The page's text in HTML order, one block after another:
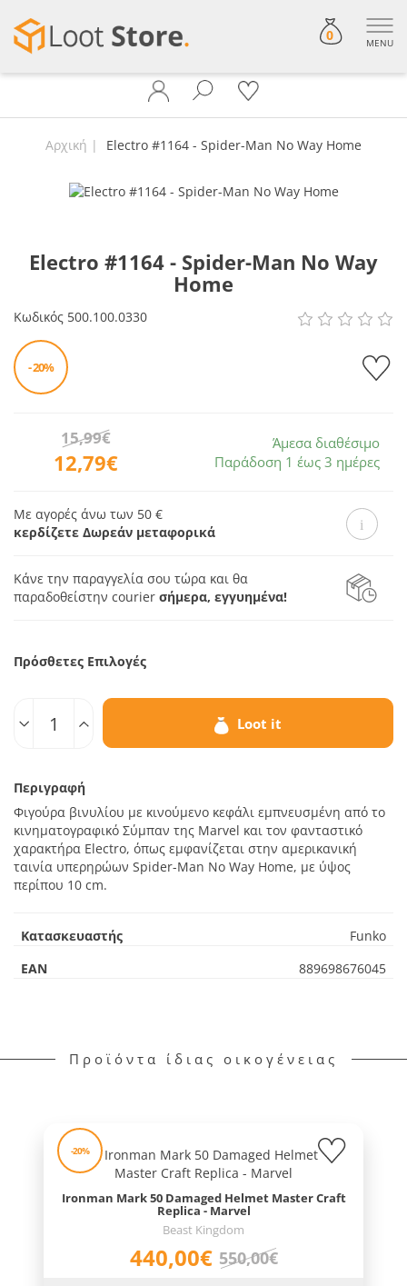
0 MENU
Αρχική Electro #1164 - Spider-Man No Way Home
Electro #1164 - Spider-Man No Way
Home
Κωδικός 500.100.0330
- 20%
12,79€
15,99€
Άμεσα διαθέσιμο
Παράδοση 1 έως 3 ημέρες
Με αγορές άνω των 50 €
κερδίζετε Δωρεάν μεταφορικά
Κάνε την παραγγελία σου τώρα και θα
παραδοθείστην courier σήμερα, εγγυημένα!
Πρόσθετες Επιλογές
Loot it
Περιγραφή
Φιγούρα βινυλίου με κινούμενο κεφάλι εμπνευσμένη από το
κινηματογραφικό Σύμπαν της Marvel και τον φανταστικό
χαρακτήρα Electro, όπως εμφανίζεται στην αμερικανική
ταινία υπερηρώων Spider-Man No Way Home, με ύψος
περίπου 10 cm.
Κατασκευαστής
Funko
EAN
889698676045
Προϊόντα ίδιας οικογένειας
-20%
Ironman Mark 50 Damaged Helmet Master Craft
Replica - Marvel
Beast Kingdom
440,00€ 550,00€